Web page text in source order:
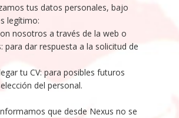
tus datos personales, bajo
legítimo:
nosotros a través de la web o
para dar respuesta a la solicitud de
tu CV: para posibles futuros
del personal.
que desde Nexus no se